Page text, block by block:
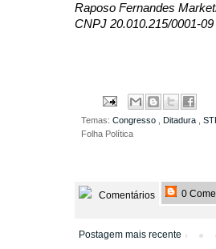
Raposo Fernandes
CNPJ 20.010.215/0001-09
Temas: Congresso Ditadura
Folha Política
Comentários 0
Postagem mais recente